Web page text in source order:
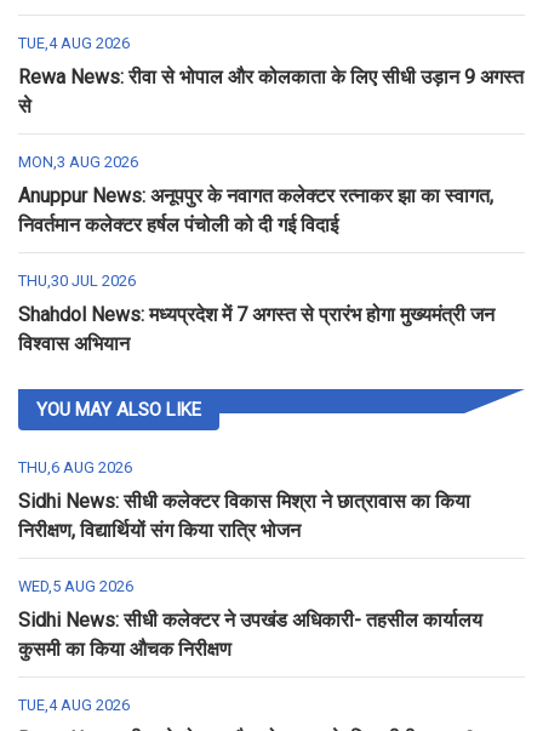
TUE,4 AUG 2026
Rewa News: रीवा से भोपाल और कोलकाता के लिए सीधी उड़ान 9 अगस्त
से
MON,3 AUG 2026
Anuppur News: अनूपपुर के नवागत कलेक्टर रत्नाकर झा का स्वागत,
निवर्तमान कलेक्टर हर्षल पंचोली को दी गई विदाई
THU,30 JUL 2026
Shahdol News: मध्यप्रदेश में 7 अगस्त से प्रारंभ होगा मुख्यमंत्री जन
विश्वास अभियान
YOU MAY ALSO LIKE
THU,6 AUG 2026
Sidhi News: सीधी कलेक्टर विकास मिश्रा ने छात्रावास का किया
निरीक्षण, विद्यार्थियों संग किया रात्रि भोजन
WED,5 AUG 2026
Sidhi News: सीधी कलेक्टर ने उपखंड अधिकारी- तहसील कार्यालय
कुसमी का किया औचक निरीक्षण
TUE,4 AUG 2026